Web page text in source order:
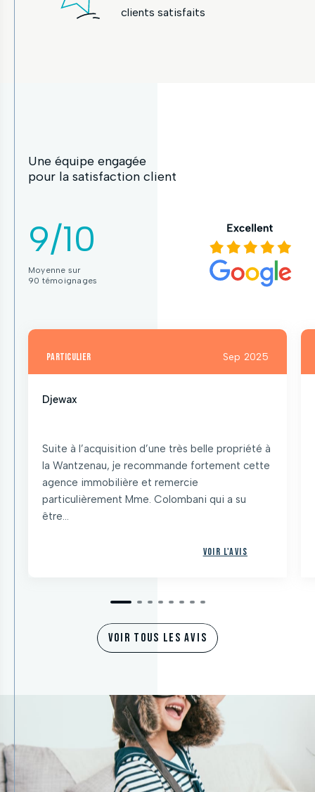
clients satisfaits
Une équipe engagée
pour la satisfaction client
9/10
Moyenne sur
90 témoignages
particulier Sep 2025
Djewax
Suite à l’acquisition d’une très belle propriété à
la Wantzenau, je recommande fortement cette
agence immobilière et remercie
particulièrement Mme. Colombani qui a su
être...
Voir l'avis
VOIR TOUS LES AVIS